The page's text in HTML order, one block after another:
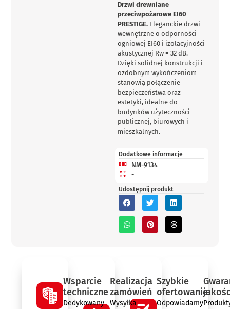
Drzwi drewniane
przeciwpożarowe EI60
PRESTIGE. Eleganckie drzwi
wewnętrzne o odporności
ogniowej EI60 i izolacyjności
akustycznej Rw = 32 dB.
Dzięki solidnej konstrukcji i
ozdobnym wykończeniom
stanowią połączenie
bezpieczeństwa oraz
estetyki, idealne do
budynków użyteczności
publicznej, biurowych i
mieszkalnych.
Dodatkowe informacje
NM-9134
-
Udostępnij produkt
Wsparcie
techniczne
Dedykowany
Realizacja
zamówień
Wysyłka
Szybkie
ofertowanie
Odpowiadamy